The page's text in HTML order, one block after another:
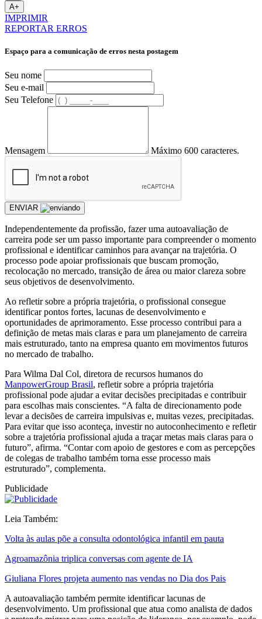
A+
IMPRIMIR
REPORTAR ERROS
Espaço para a comunicação de erros nesta postagem
Seu nome
Seu e-mail
Seu Telefone
Mensagem Máximo 600 caracteres.
ENVIAR
Independentemente da profissão, fazer uma autoavaliação de
carreira pode ser um passo importante para compreender o momento
profissional e identificar caminhos para avançar na trajetória. O
processo pode apoiar profissionais que buscam promoção,
recolocação no mercado, transição de área ou maior clareza sobre
seus objetivos de desenvolvimento.
Ao refletir sobre a própria trajetória, o profissional consegue
identificar pontos fortes, lacunas de desenvolvimento e
oportunidades de aprimoramento. Esse processo contribui para a
definição de metas mais claras e para um planejamento de carreira
mais estruturado, tanto na empresa quanto em movimentos futuros
no mercado de trabalho.
Para Wilma Dal Col, diretora de recursos humanos do
ManpowerGroup Brasil, refletir sobre a própria trajetória
profissional pode ajudar a evitar decisões precipitadas e contribuir
para escolhas mais conscientes. “A falta de direcionamento pode
levar a decisões de carreira impulsivas e, muitas vezes, precipitadas.
Para evitar que isso aconteça, investir no autoconhecimento e refletir
sobre a trajetória profissional ajuda a traçar metas mais claras para o
futuro”, afirma. “Contar com apoio de gestores e com as percepções
de colegas de trabalho também torna esse processo mais
estruturado”, complementa.
Publicidade
Leia Também:
Volta às aulas põe a consulta odontológica infantil em pauta
Agroamazônia triplica conversas com agente de IA
Giuliana Flores projeta aumento nas vendas no Dia dos Pais
A autoavaliação também permite identificar lacunas de
desenvolvimento. Um profissional que atua como analista de dados